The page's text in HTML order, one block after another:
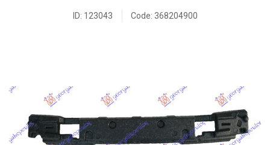
ID: 123043 Code: 368204900